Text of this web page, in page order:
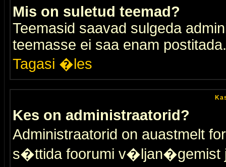
Mis on suletud teemad?
Teemasid saavad sulgeda
teemasse ei saa enam postitada.
Tagasi �les
Kes on administraatorid?
Administraatorid on auastmelt
s�ttida foorumi v�ljan�gemist